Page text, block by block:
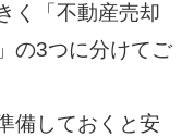
く「不動産売却
の3つに分けてご
備しておくと安